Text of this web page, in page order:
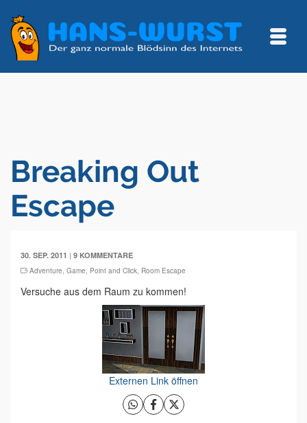
Breaking Out
Escape
30. SEP. 2011 | 9 KOMMENTARE
Adventure, Game, Point and Click, Room Escape
Versuche aus dem Raum zu kommen!
Externen Link öffnen